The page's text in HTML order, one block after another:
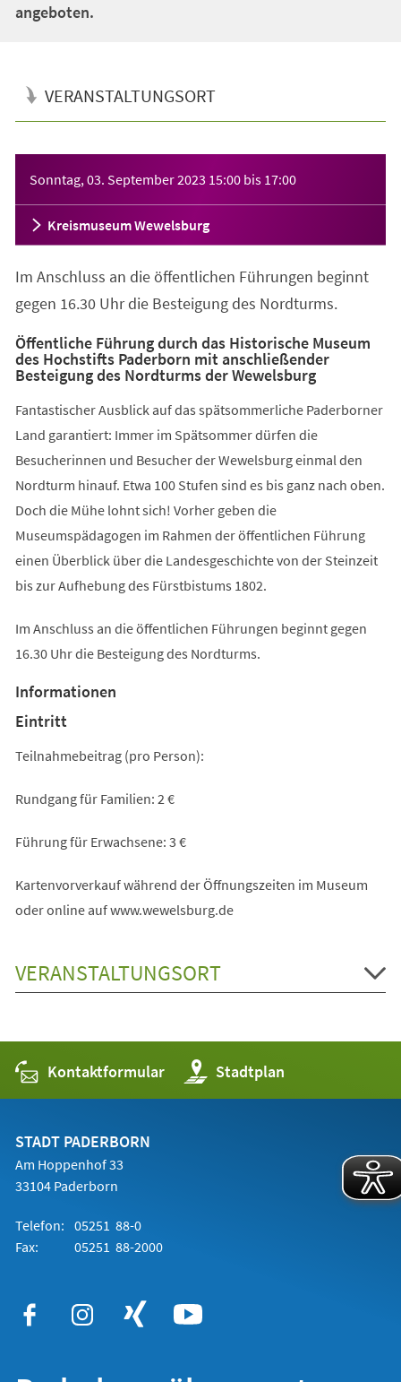
angeboten.
VERANSTALTUNGSORT
Sonntag, 03. September 2023 15:00 bis 17:00
Kreismuseum Wewelsburg
Im Anschluss an die öffentlichen Führungen beginnt
gegen 16.30 Uhr die Besteigung des Nordturms.
Öffentliche Führung durch das Historische Museum
des Hochstifts Paderborn mit anschließender
Besteigung des Nordturms der Wewelsburg
Fantastischer Ausblick auf das spätsommerliche Paderborner
Land garantiert: Immer im Spätsommer dürfen die
Besucherinnen und Besucher der Wewelsburg einmal den
Nordturm hinauf. Etwa 100 Stufen sind es bis ganz nach oben.
Doch die Mühe lohnt sich! Vorher geben die
Museumspädagogen im Rahmen der öffentlichen Führung
einen Überblick über die Landesgeschichte von der Steinzeit
bis zur Aufhebung des Fürstbistums 1802.
Im Anschluss an die öffentlichen Führungen beginnt gegen
16.30 Uhr die Besteigung des Nordturms.
Informationen
Eintritt
Teilnahmebeitrag (pro Person):
Rundgang für Familien: 2 €
Führung für Erwachsene: 3 €
Kartenvorverkauf während der Öffnungszeiten im Museum
oder online auf www.wewelsburg.de
VERANSTALTUNGSORT
Kontaktformular Stadtplan
(Öffnet
in
einem
STADT PADERBORN
Am Hoppenhof 33
33104 Paderborn
Telefon: 05251 88-0
Fax:
05251 88-2000